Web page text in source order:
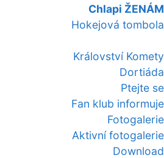
Chlapi ŽENÁM
Hokejová tombola
Království Komety
Dortiáda
Ptejte se
Fan klub informuje
Fotogalerie
Aktivní fotogalerie
Download